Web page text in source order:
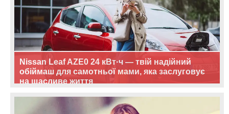
Nissan Leaf AZE0 24 кВт·ч — твій надійний
обіймаш для самотньої мами, яка заслуговує
на щасливе життя